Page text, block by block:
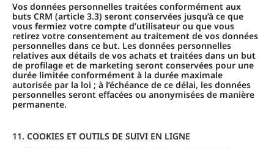
Vos données personnelles traitées conformément aux
buts CRM (article 3.3) seront conservées jusqu’à ce que
vous fermiez votre compte d’utilisateur ou que vous
retirez votre consentement au traitement de vos données
personnelles dans ce but. Les données personnelles
relatives aux détails de vos achats et traitées dans un but
de profilage et de marketing seront conservées pour une
durée limitée conformément à la durée maximale
autorisée par la loi ; à l’échéance de ce délai, les données
personnelles seront effacées ou anonymisées de manière
permanente.
11. COOKIES ET OUTILS DE SUIVI EN LIGNE